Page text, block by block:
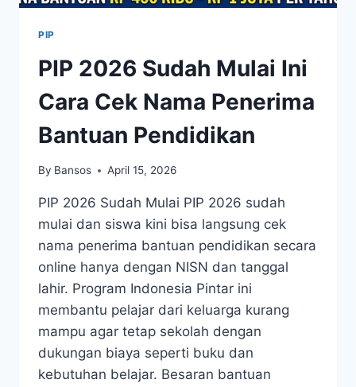
PIP
PIP 2026 Sudah Mulai Ini
Cara Cek Nama Penerima
Bantuan Pendidikan
By Bansos April 15, 2026
PIP 2026 Sudah Mulai PIP 2026 sudah
mulai dan siswa kini bisa langsung cek
nama penerima bantuan pendidikan secara
online hanya dengan NISN dan tanggal
lahir. Program Indonesia Pintar ini
membantu pelajar dari keluarga kurang
mampu agar tetap sekolah dengan
dukungan biaya seperti buku dan
kebutuhan belajar. Besaran bantuan